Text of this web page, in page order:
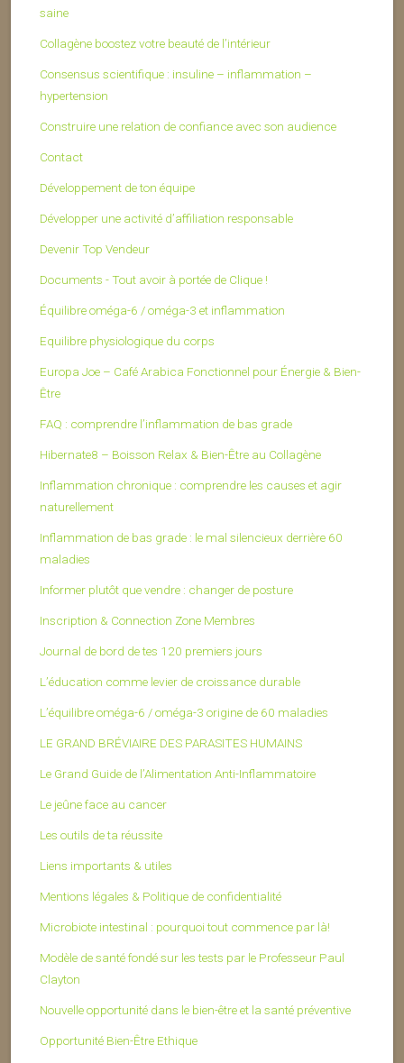
saine
Collagène boostez votre beauté de l’intérieur
Consensus scientifique : insuline – inflammation –
hypertension
Construire une relation de confiance avec son audience
Contact
Développement de ton équipe
Développer une activité d’affiliation responsable
Devenir Top Vendeur
Documents - Tout avoir à portée de Clique !
Équilibre oméga-6 / oméga-3 et inflammation
Equilibre physiologique du corps
Europa Joe – Café Arabica Fonctionnel pour Énergie & Bien-
Être
FAQ : comprendre l’inflammation de bas grade
Hibernate8 – Boisson Relax & Bien-Être au Collagène
Inflammation chronique : comprendre les causes et agir
naturellement
Inflammation de bas grade : le mal silencieux derrière 60
maladies
Informer plutôt que vendre : changer de posture
Inscription & Connection Zone Membres
Journal de bord de tes 120 premiers jours
L’éducation comme levier de croissance durable
L’équilibre oméga-6 / oméga-3 origine de 60 maladies
LE GRAND BRÉVIAIRE DES PARASITES HUMAINS
Le Grand Guide de l’Alimentation Anti-Inflammatoire
Le jeûne face au cancer
Les outils de ta réussite
Liens importants & utiles
Mentions légales & Politique de confidentialité
Microbiote intestinal : pourquoi tout commence par là!
Modèle de santé fondé sur les tests par le Professeur Paul
Clayton
Nouvelle opportunité dans le bien-être et la santé préventive
Opportunité Bien-Être Ethique